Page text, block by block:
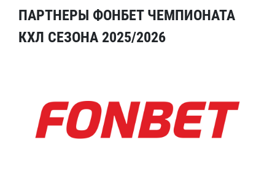
ПАРТНЕРЫ ФОНБЕТ ЧЕМПИОНАТА
КХЛ СЕЗОНА 2025/2026